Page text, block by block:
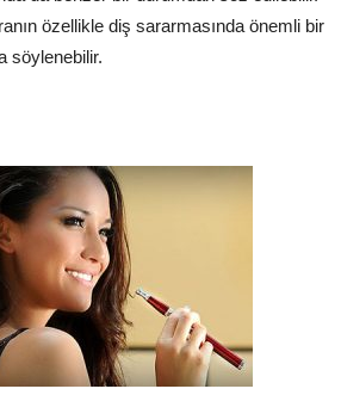
özellikle diş sararmasında önemli bir
söylenebilir.